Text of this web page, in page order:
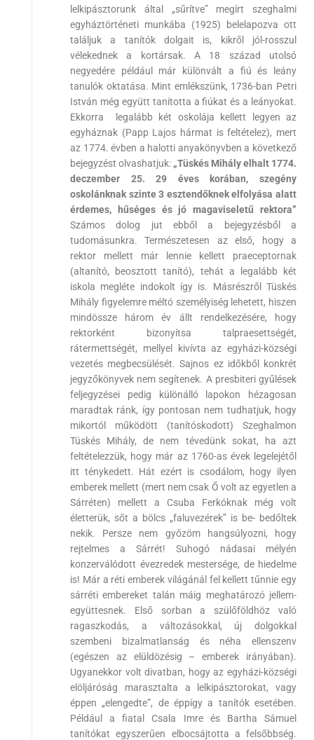
lelkipásztorunk által „sűrítve” megírt szeghalmi
egyháztörténeti munkába (1925) belelapozva ott
találjuk a tanítók dolgait is, kikről jól-rosszul
vélekednek a kortársak. A 18 század utolsó
negyedére például már különvált a fiú és leány
tanulók oktatása. Mint emlékszünk, 1736-ban Petri
István még együtt tanította a fiúkat és a leányokat.
Ekkorra legalább két oskolája kellett legyen az
egyháznak (Papp Lajos hármat is feltételez), mert
az 1774. évben a halotti anyakönyvben a következő
bejegyzést olvashatjuk: „Tüskés Mihály elhalt 1774.
deczember 25. 29 éves korában, szegény
oskolánknak szinte 3 esztendőknek elfolyása alatt
érdemes, hűséges és jó magaviseletű rektora”
Számos dolog jut ebből a bejegyzésből a
tudomásunkra. Természetesen az első, hogy a
rektor mellett már lennie kellett praeceptornak
(altanító, beosztott tanító), tehát a legalább két
iskola megléte indokolt így is. Másrészről Tüskés
Mihály figyelemre méltó személyiség lehetett, hiszen
mindössze három év állt rendelkezésére, hogy
rektorként bizonyítsa talpraesettségét,
rátermettségét, mellyel kivívta az egyházi-községi
vezetés megbecsülését. Sajnos ez időkből konkrét
jegyzőkönyvek nem segítenek. A presbiteri gyűlések
feljegyzései pedig különálló lapokon hézagosan
maradtak ránk, így pontosan nem tudhatjuk, hogy
mikortól működött (tanítóskodott) Szeghalmon
Tüskés Mihály, de nem tévedünk sokat, ha azt
feltételezzük, hogy már az 1760-as évek legelejétől
itt ténykedett. Hát ezért is csodálom, hogy ilyen
emberek mellett (mert nem csak Ő volt az egyetlen a
Sárréten) mellett a Csuba Ferkóknak még volt
életterük, sőt a bölcs „faluvezérek” is be- bedőltek
nekik. Persze nem győzöm hangsúlyozni, hogy
rejtelmes a Sárrét! Suhogó nádasai mélyén
konzerválódott évezredek mestersége, de hiedelme
is! Már a réti emberek világánál fel kellett tűnnie egy
sárréti embereket talán máig meghatározó jellem-
együttesnek. Első sorban a szülőföldhöz való
ragaszkodás, a változásokkal, új dolgokkal
szembeni bizalmatlanság és néha ellenszenv
(egészen az elüldözésig – emberek irányában).
Ugyanekkor volt divatban, hogy az egyházi-községi
elöljáróság marasztalta a lelkipásztorokat, vagy
éppen „elengedte”, de éppígy a tanítók esetében.
Például a fiatal Csala Imre és Bartha Sámuel
tanítókat egyszerűen elbocsájtotta a felsőbbség.